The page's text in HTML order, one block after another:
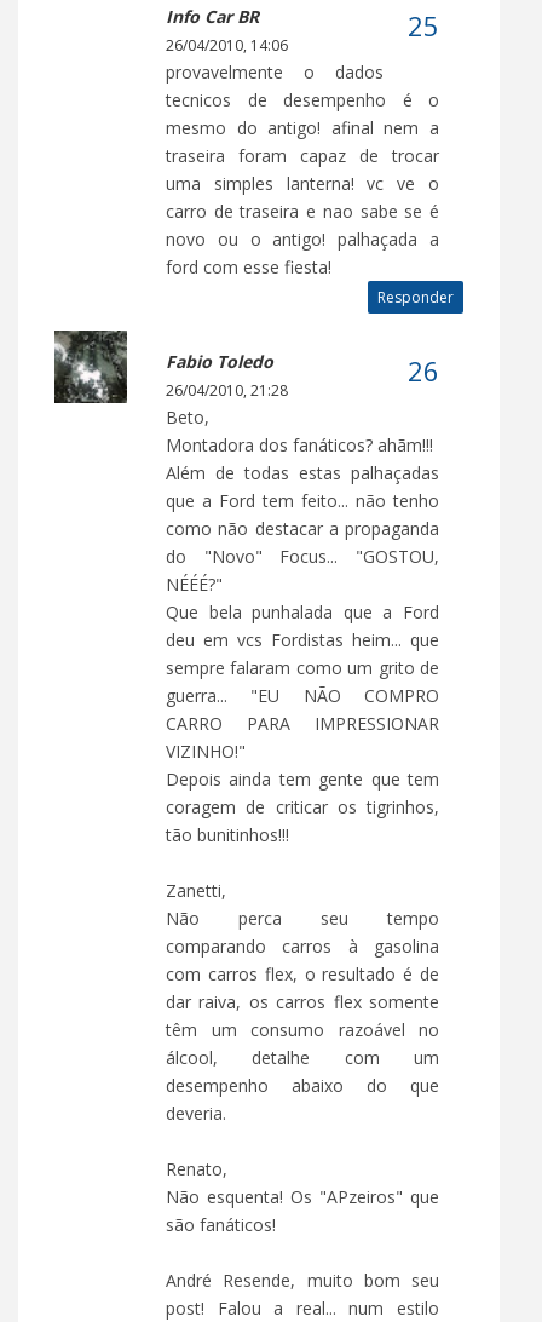
Info Car BR
26/04/2010, 14:06
provavelmente o dados
tecnicos de desempenho é o
mesmo do antigo! afinal nem a
traseira foram capaz de trocar
uma simples lanterna! vc ve o
carro de traseira e nao sabe se é
novo ou o antigo! palhaçada a
ford com esse fiesta!
Responder
Fabio Toledo
26/04/2010, 21:28
Beto,
Montadora dos fanáticos? ahãm!!!
Além de todas estas palhaçadas
que a Ford tem feito... não tenho
como não destacar a propaganda
do "Novo" Focus... "GOSTOU,
NÉÉÉ?"
Que bela punhalada que a Ford
deu em vcs Fordistas heim... que
sempre falaram como um grito de
guerra... "EU NÃO COMPRO
CARRO PARA IMPRESSIONAR
VIZINHO!"
Depois ainda tem gente que tem
coragem de criticar os tigrinhos,
tão bunitinhos!!!
Zanetti,
Não perca seu tempo
comparando carros à gasolina
com carros flex, o resultado é de
dar raiva, os carros flex somente
têm um consumo razoável no
álcool, detalhe com um
desempenho abaixo do que
deveria.
Renato,
Não esquenta! Os "APzeiros" que
são fanáticos!
André Resende, muito bom seu
post! Falou a real... num estilo